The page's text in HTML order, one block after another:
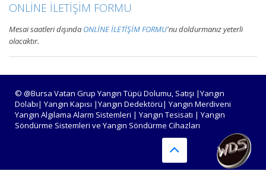
yangın alarm kontrol paneli
projelendirme, montaj ve
Bursa Yangın Algılama ve İhbar
Alarm Sistemleri
Bursa adresli ve konvansiyonel
yangın alarm sistemleri
ONLİNE İLETİŞİM FORMU
Mesai saatleri dışında ONLİNE İLETİŞİM FORMU'nu doldurmanız yeterli
olacaktır.
© @Bursa Vatan Grup Yangın Tüpü Dolumu, Satışı |Yangın
Dolabı| Yangın Kapısı |Yangın Dedektörü| Yangın Merdiveni
Yangın Algılama Alarm Sistemleri | Yangın Tesisatı | Yangın
Söndürme Sistemleri ve Yangın Söndürme Cihazları